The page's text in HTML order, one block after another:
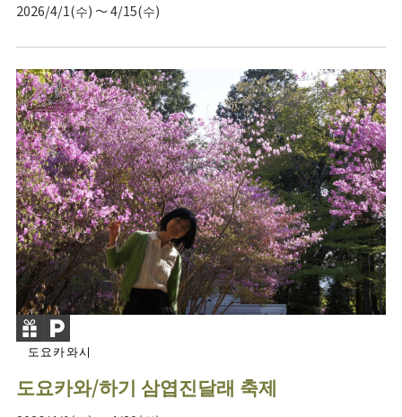
2026/4/1(수) ～ 4/15(수)
도요카와시
도요카와/하기 삼엽진달래 축제